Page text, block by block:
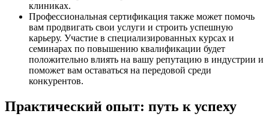
клиниках.
Профессиональная сертификация также может помочь
вам продвигать свои услуги и строить успешную
карьеру. Участие в специализированных курсах и
семинарах по повышению квалификации будет
положительно влиять на вашу репутацию в индустрии и
поможет вам оставаться на передовой среди
конкурентов.
Практический опыт: путь к успеху